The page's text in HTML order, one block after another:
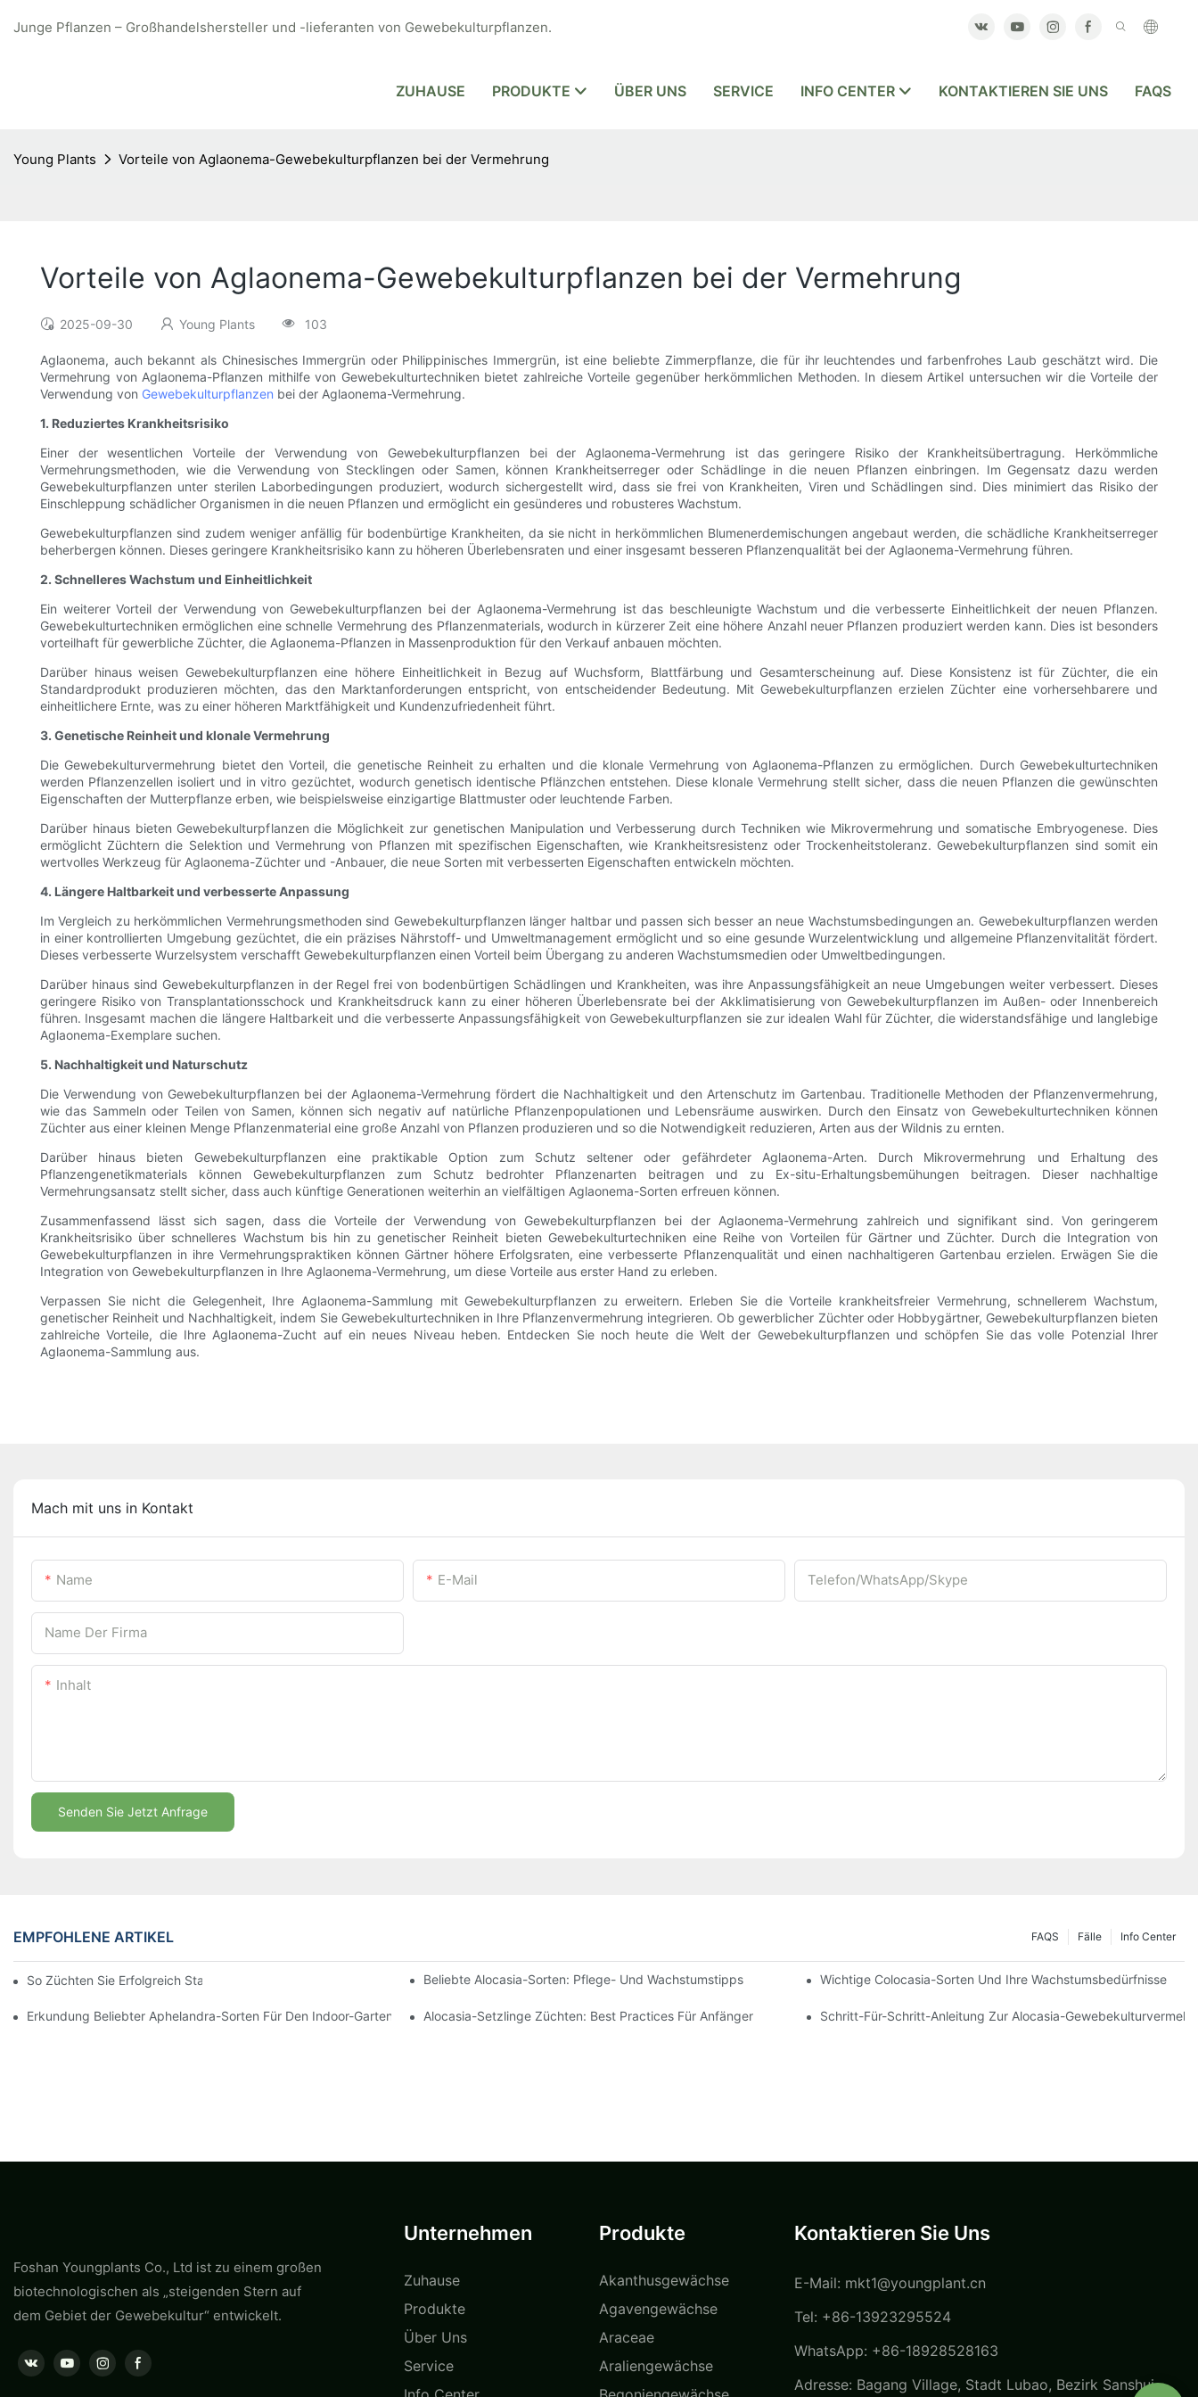
Junge Pflanzen – Großhandelshersteller und -lieferanten von Gewebekulturpflanzen.
ZUHAUSE PRODUKTE ÜBER UNS SERVICE INFO CENTER KONTAKTIEREN SIE UNS FAQS
Young Plants Vorteile von Aglaonema-Gewebekulturpflanzen bei der Vermehrung
Vorteile von Aglaonema-Gewebekulturpflanzen bei der Vermehrung
2025-09-30 Young Plants 103
Aglaonema, auch bekannt als Chinesisches Immergrün oder Philippinisches Immergrün, ist eine beliebte Zimmerpflanze, die für ihr leuchtendes und farbenfrohes Laub geschätzt wird. Die
Vermehrung von Aglaonema-Pflanzen mithilfe von Gewebekulturtechniken bietet zahlreiche Vorteile gegenüber herkömmlichen Methoden. In diesem Artikel untersuchen wir die Vorteile der
Verwendung von Gewebekulturpflanzen bei der Aglaonema-Vermehrung.
1. Reduziertes Krankheitsrisiko
Einer der wesentlichen Vorteile der Verwendung von Gewebekulturpflanzen bei der Aglaonema-Vermehrung ist das geringere Risiko der Krankheitsübertragung. Herkömmliche
Vermehrungsmethoden, wie die Verwendung von Stecklingen oder Samen, können Krankheitserreger oder Schädlinge in die neuen Pflanzen einbringen. Im Gegensatz dazu werden
Gewebekulturpflanzen unter sterilen Laborbedingungen produziert, wodurch sichergestellt wird, dass sie frei von Krankheiten, Viren und Schädlingen sind. Dies minimiert das Risiko der
Einschleppung schädlicher Organismen in die neuen Pflanzen und ermöglicht ein gesünderes und robusteres Wachstum.
Gewebekulturpflanzen sind zudem weniger anfällig für bodenbürtige Krankheiten, da sie nicht in herkömmlichen Blumenerdemischungen angebaut werden, die schädliche Krankheitserreger
beherbergen können. Dieses geringere Krankheitsrisiko kann zu höheren Überlebensraten und einer insgesamt besseren Pflanzenqualität bei der Aglaonema-Vermehrung führen.
2. Schnelleres Wachstum und Einheitlichkeit
Ein weiterer Vorteil der Verwendung von Gewebekulturpflanzen bei der Aglaonema-Vermehrung ist das beschleunigte Wachstum und die verbesserte Einheitlichkeit der neuen Pflanzen.
Gewebekulturtechniken ermöglichen eine schnelle Vermehrung des Pflanzenmaterials, wodurch in kürzerer Zeit eine höhere Anzahl neuer Pflanzen produziert werden kann. Dies ist besonders
vorteilhaft für gewerbliche Züchter, die Aglaonema-Pflanzen in Massenproduktion für den Verkauf anbauen möchten.
Darüber hinaus weisen Gewebekulturpflanzen eine höhere Einheitlichkeit in Bezug auf Wuchsform, Blattfärbung und Gesamterscheinung auf. Diese Konsistenz ist für Züchter, die ein
Standardprodukt produzieren möchten, das den Marktanforderungen entspricht, von entscheidender Bedeutung. Mit Gewebekulturpflanzen erzielen Züchter eine vorhersehbarere und
einheitlichere Ernte, was zu einer höheren Marktfähigkeit und Kundenzufriedenheit führt.
3. Genetische Reinheit und klonale Vermehrung
Die Gewebekulturvermehrung bietet den Vorteil, die genetische Reinheit zu erhalten und die klonale Vermehrung von Aglaonema-Pflanzen zu ermöglichen. Durch Gewebekulturtechniken
werden Pflanzenzellen isoliert und in vitro gezüchtet, wodurch genetisch identische Pflänzchen entstehen. Diese klonale Vermehrung stellt sicher, dass die neuen Pflanzen die gewünschten
Eigenschaften der Mutterpflanze erben, wie beispielsweise einzigartige Blattmuster oder leuchtende Farben.
Darüber hinaus bieten Gewebekulturpflanzen die Möglichkeit zur genetischen Manipulation und Verbesserung durch Techniken wie Mikrovermehrung und somatische Embryogenese. Dies
ermöglicht Züchtern die Selektion und Vermehrung von Pflanzen mit spezifischen Eigenschaften, wie Krankheitsresistenz oder Trockenheitstoleranz. Gewebekulturpflanzen sind somit ein
wertvolles Werkzeug für Aglaonema-Züchter und -Anbauer, die neue Sorten mit verbesserten Eigenschaften entwickeln möchten.
4. Längere Haltbarkeit und verbesserte Anpassung
Im Vergleich zu herkömmlichen Vermehrungsmethoden sind Gewebekulturpflanzen länger haltbar und passen sich besser an neue Wachstumsbedingungen an. Gewebekulturpflanzen werden
in einer kontrollierten Umgebung gezüchtet, die ein präzises Nährstoff- und Umweltmanagement ermöglicht und so eine gesunde Wurzelentwicklung und allgemeine Pflanzenvitalität fördert.
Dieses verbesserte Wurzelsystem verschafft Gewebekulturpflanzen einen Vorteil beim Übergang zu anderen Wachstumsmedien oder Umweltbedingungen.
Darüber hinaus sind Gewebekulturpflanzen in der Regel frei von bodenbürtigen Schädlingen und Krankheiten, was ihre Anpassungsfähigkeit an neue Umgebungen weiter verbessert. Dieses
geringere Risiko von Transplantationsschock und Krankheitsdruck kann zu einer höheren Überlebensrate bei der Akklimatisierung von Gewebekulturpflanzen im Außen- oder Innenbereich
führen. Insgesamt machen die längere Haltbarkeit und die verbesserte Anpassungsfähigkeit von Gewebekulturpflanzen sie zur idealen Wahl für Züchter, die widerstandsfähige und langlebige
Aglaonema-Exemplare suchen.
5. Nachhaltigkeit und Naturschutz
Die Verwendung von Gewebekulturpflanzen bei der Aglaonema-Vermehrung fördert die Nachhaltigkeit und den Artenschutz im Gartenbau. Traditionelle Methoden der Pflanzenvermehrung,
wie das Sammeln oder Teilen von Samen, können sich negativ auf natürliche Pflanzenpopulationen und Lebensräume auswirken. Durch den Einsatz von Gewebekulturtechniken können
Züchter aus einer kleinen Menge Pflanzenmaterial eine große Anzahl von Pflanzen produzieren und so die Notwendigkeit reduzieren, Arten aus der Wildnis zu ernten.
Darüber hinaus bieten Gewebekulturpflanzen eine praktikable Option zum Schutz seltener oder gefährdeter Aglaonema-Arten. Durch Mikrovermehrung und Erhaltung des
Pflanzengenetikmaterials können Gewebekulturpflanzen zum Schutz bedrohter Pflanzenarten beitragen und zu Ex-situ-Erhaltungsbemühungen beitragen. Dieser nachhaltige
Vermehrungsansatz stellt sicher, dass auch künftige Generationen weiterhin an vielfältigen Aglaonema-Sorten erfreuen können.
Zusammenfassend lässt sich sagen, dass die Vorteile der Verwendung von Gewebekulturpflanzen bei der Aglaonema-Vermehrung zahlreich und signifikant sind. Von geringerem
Krankheitsrisiko über schnelleres Wachstum bis hin zu genetischer Reinheit bieten Gewebekulturtechniken eine Reihe von Vorteilen für Gärtner und Züchter. Durch die Integration von
Gewebekulturpflanzen in ihre Vermehrungspraktiken können Gärtner höhere Erfolgsraten, eine verbesserte Pflanzenqualität und einen nachhaltigeren Gartenbau erzielen. Erwägen Sie die
Integration von Gewebekulturpflanzen in Ihre Aglaonema-Vermehrung, um diese Vorteile aus erster Hand zu erleben.
Verpassen Sie nicht die Gelegenheit, Ihre Aglaonema-Sammlung mit Gewebekulturpflanzen zu erweitern. Erleben Sie die Vorteile krankheitsfreier Vermehrung, schnellerem Wachstum,
genetischer Reinheit und Nachhaltigkeit, indem Sie Gewebekulturtechniken in Ihre Pflanzenvermehrung integrieren. Ob gewerblicher Züchter oder Hobbygärtner, Gewebekulturpflanzen bieten
zahlreiche Vorteile, die Ihre Aglaonema-Zucht auf ein neues Niveau heben. Entdecken Sie noch heute die Welt der Gewebekulturpflanzen und schöpfen Sie das volle Potenzial Ihrer
Aglaonema-Sammlung aus.
Mach mit uns in Kontakt
Name E-Mail Telefon/WhatsApp/Skype
Name Der Firma
Inhalt
Senden Sie Jetzt Anfrage
EMPFOHLENE ARTIKEL Info Center
Fälle
FAQS
So Züchten Sie Erfolgreich Starke Aglaonema-Setzlinge Beliebte Alocasia-Sorten: Pflege- Und Wachstumstipps Wichtige Colocasia-Sorten Und Ihre Wachstumsbedürfnisse
Erkundung Beliebter Aphelandra-Sorten Für Den Indoor-Gartenbau Alocasia-Setzlinge Züchten: Best Practices Für Anfänger Schritt-Für-Schritt-Anleitung Zur Alocasia-
Foshan Youngplants Co., Ltd ist zu einem großen
biotechnologischen als „steigenden Stern auf
dem Gebiet der Gewebekultur“ entwickelt.
Unternehmen
Zuhause
Produkte
Über Uns
Service
Produkte
Akanthusgewächse
Agavengewächse
Araceae
Araliengewächse
Kontaktieren Sie Uns
E-Mail: mkt1@youngplant.cn
Tel: +86-13923295524
WhatsApp: +86-18928528163
Adresse: Bagang Village, Stadt Lubao, Bezirk Sanshui,